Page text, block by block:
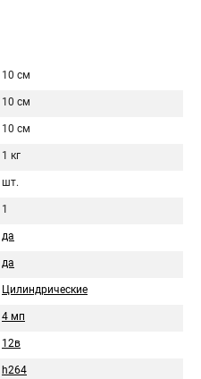
10 см
10 см
10 см
1 кг
шт.
1
да
да
Цилиндрические
4 мп
12в
h264